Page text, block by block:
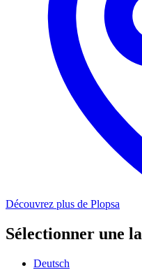
Découvrez plus de Plopsa
Sélectionner une
Deutsch